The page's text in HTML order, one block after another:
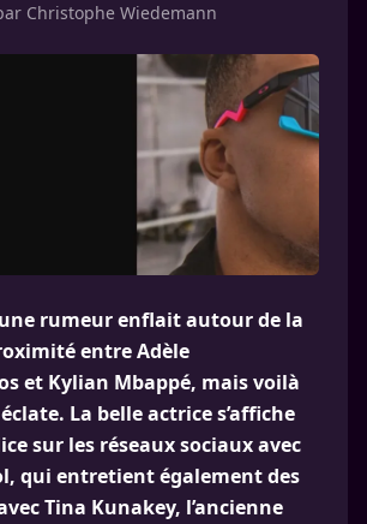
Christophe Wiedemann
une rumeur enflait autour de la
entre Adèle
et Kylian Mbappé, mais voilà
La belle actrice s’affiche
sur les réseaux sociaux avec
qui entretient également des
Tina Kunakey, l’ancienne